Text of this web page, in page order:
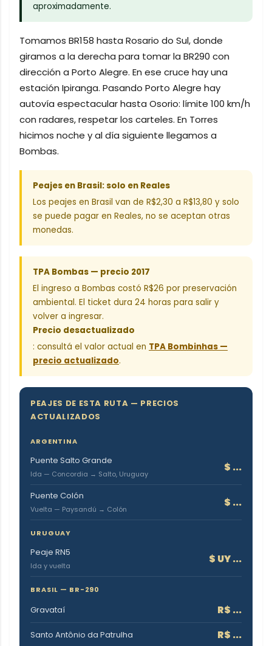
aproximadamente.
Tomamos BR158 hasta Rosario do Sul, donde
giramos a la derecha para tomar la BR290 con
dirección a Porto Alegre. En ese cruce hay una
estación Ipiranga. Pasando Porto Alegre hay
autovía espectacular hasta Osorio: límite 100 km/h
con radares, respetar los carteles. En Torres
hicimos noche y al día siguiente llegamos a
Bombas.
Peajes en Brasil: solo en Reales
Los peajes en Brasil van de R$2,30 a R$13,80 y solo
se puede pagar en Reales, no se aceptan otras
monedas.
TPA Bombas — precio 2017
El ingreso a Bombas costó R$26 por preservación
ambiental. El ticket dura 24 horas para salir y
volver a ingresar.
Precio desactualizado
: consultá el valor actual en TPA Bombinhas —
precio actualizado.
PEAJES DE ESTA RUTA — PRECIOS
ACTUALIZADOS
ARGENTINA
Puente Salto Grande
Ida — Concordia → Salto, Uruguay
$ ...
Puente Colón
Vuelta — Paysandú → Colón
$ ...
URUGUAY
Peaje RN5
Ida y vuelta
$ UY...
BRASIL — BR-290
Gravataí R$ ...
Santo Antônio da Patrulha R$ ...